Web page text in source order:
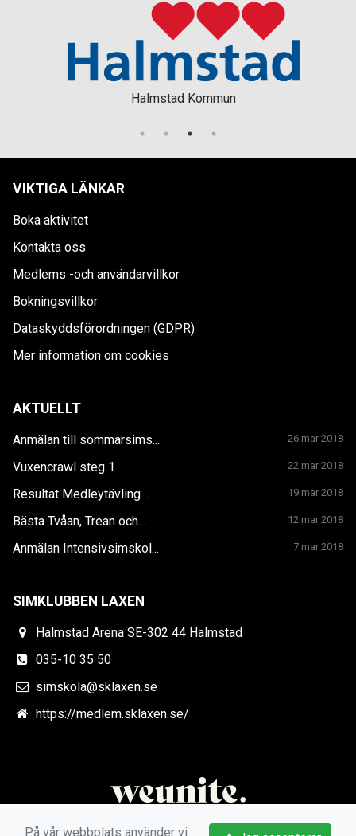
Halmstad Kommun
VIKTIGA LÄNKAR
Boka aktivitet
Kontakta oss
Medlems -och användarvillkor
Bokningsvillkor
Dataskyddsförordningen (GDPR)
Mer information om cookies
AKTUELLT
Anmälan till sommarsims... 26 mar 2018
Vuxencrawl steg 1 22 mar 2018
Resultat Medleytävling ... 19 mar 2018
Bästa Tvåan, Trean och... 12 mar 2018
Anmälan Intensivsimskol... 7 mar 2018
SIMKLUBBEN LAXEN
Halmstad Arena SE-302 44 Halmstad
035-10 35 50
simskola@sklaxen.se
https://medlem.sklaxen.se/
På vår webbplats använder vi